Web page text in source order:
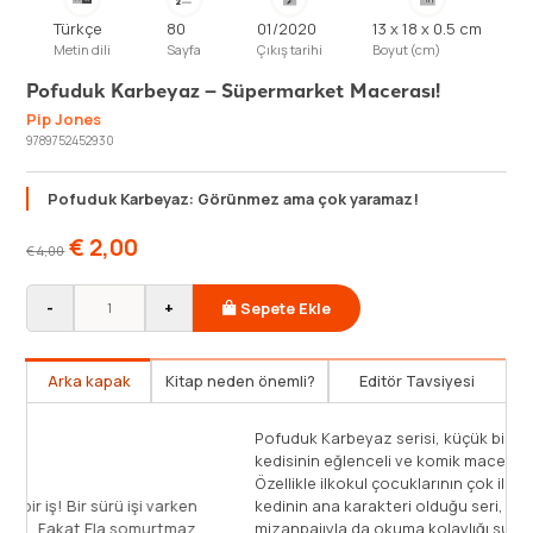
Türkçe
Metin dili
80
Sayfa
01/2020
Çıkış tarihi
13 x 18 x 0.5 cm
Boyut (cm)
Pofuduk Karbeyaz – Süpermarket Macerası!
Pip Jones
9789752452930
Pofuduk Karbeyaz: Görünmez ama çok yaramaz!
€4,00 € 2,00
- + Sepete Ekle
Arka kapak Kitap neden önemli? Editör Tavsiyesi
Anne ile alışveriş, Ne kadar sıkıcı bir iş! Bir sürü işi varken
Ela'nın Sırası mı şimdi yumurtanın! Fakat Ela somurtmaz